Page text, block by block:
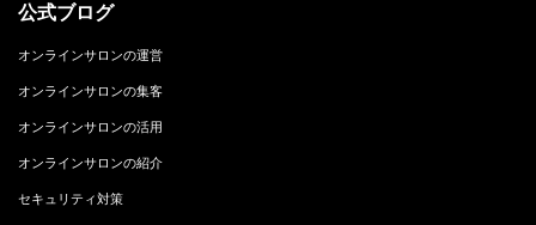
公式ブログ
オンラインサロンの運営
オンラインサロンの集客
オンラインサロンの活用
オンラインサロンの紹介
セキュリティ対策